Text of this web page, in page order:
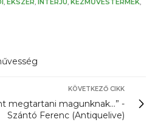
, ÉKSZER, INTERJÚ, KÉZMŰVESTERMÉK,
KÖVETKEZŐ CIKK
megtartani magunknak...” -
Szántó Ferenc (Antiquelive)